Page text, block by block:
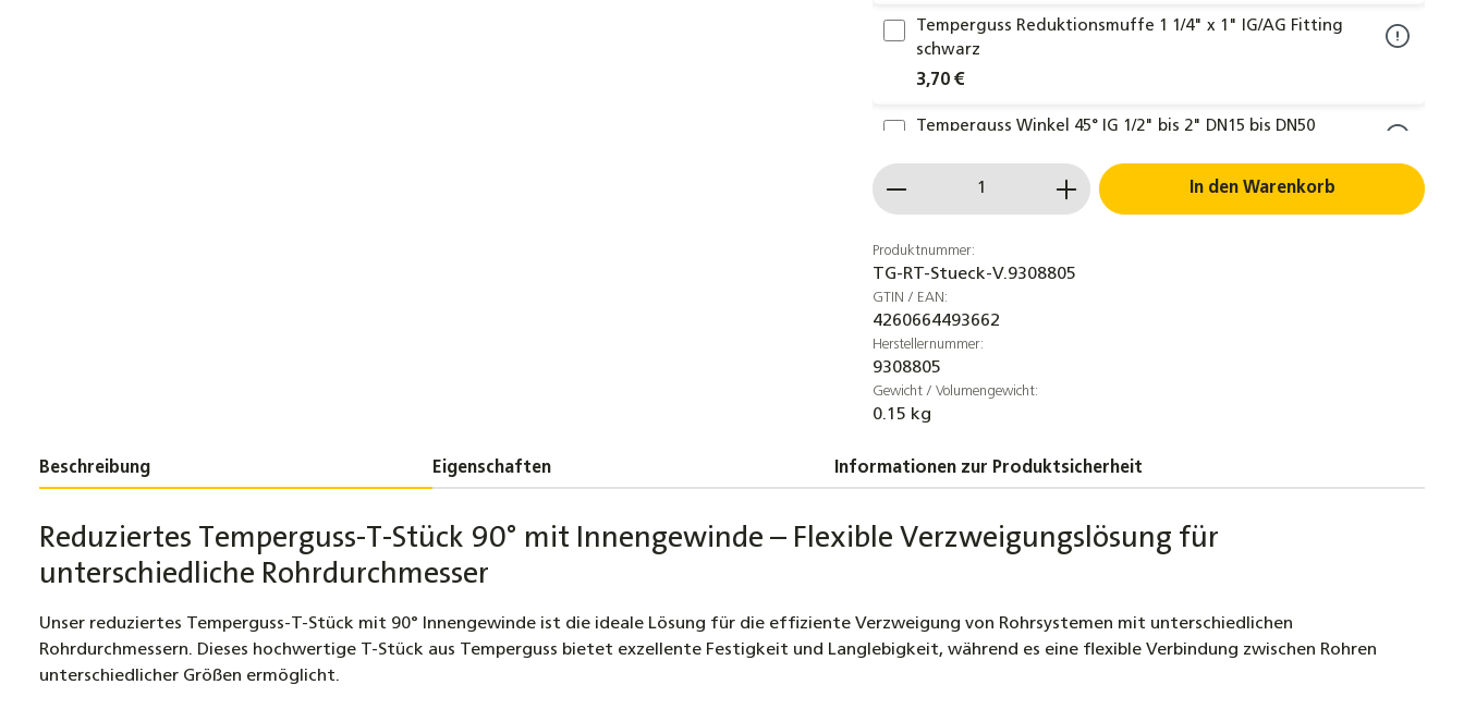
Temperguss Reduktionsmuffe 1 1/4" x 1" IG/AG Fitting
schwarz
3,70 €
Temperguss Winkel 45° IG 1/2" bis 2" DN15 bis DN50
Größen Fitting schwarz
2,20 €
Reduzierter Doppelnippel verschiedene Größen schwarz
Tempergussfitting
4,25 €
Temperguss Stopfen 3/8" bis 1 1/2" DN10 bis DN40 Fitting
Stopfen 3/8" bis 1 1/2" Tempergussfitting schwarz Typ
290 DN10 bis DN40
Temperguss Winkel 90° IG x AG Fitting, 1/2" bis 2" DN15
bis DN50
Produkt Anzahl: Gib den gewünschten Wert
In den Warenkorb
Produktnummer:
TG-RT-Stueck-V.9308805
GTIN / EAN:
4260664493662
Herstellernummer:
9308805
Gewicht / Volumengewicht:
0.15 kg
Beschreibung Eigenschaften Informationen zur Produktsicherheit
Reduziertes Temperguss-T-Stück 90° mit Innengewinde – Flexible Verzweigungslösung für
unterschiedliche Rohrdurchmesser
Unser reduziertes Temperguss-T-Stück mit 90° Innengewinde ist die ideale Lösung für die effiziente Verzweigung von Rohrsystemen mit unterschiedlichen
Rohrdurchmessern. Dieses hochwertige T-Stück aus Temperguss bietet exzellente Festigkeit und Langlebigkeit, während es eine flexible Verbindung zwischen Rohren
unterschiedlicher Größen ermöglicht.